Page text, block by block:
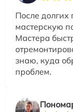
После
мастерскую
Мастера
знаю, куда
проблем.